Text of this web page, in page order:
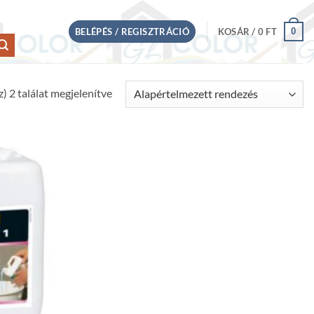
BELÉPÉS / REGISZTRÁCIÓ KOSÁR / 0 FT 0
2 találat megjelenítve